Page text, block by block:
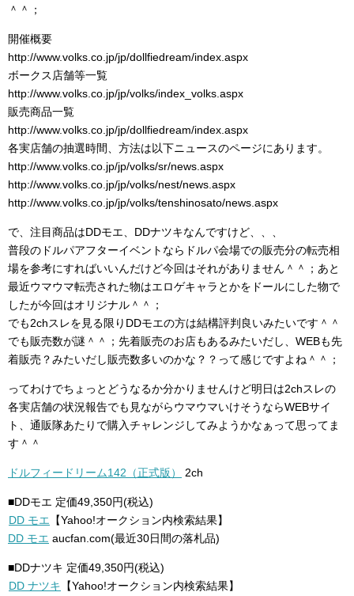
＾＾；
開催概要
http://www.volks.co.jp/jp/dollfiedream/index.aspx
ボークス店舗等一覧
http://www.volks.co.jp/jp/volks/index_volks.aspx
販売商品一覧
http://www.volks.co.jp/jp/dollfiedream/index.aspx
各実店舗の抽選時間、方法は以下ニュースのページにあります。
http://www.volks.co.jp/jp/volks/sr/news.aspx
http://www.volks.co.jp/jp/volks/nest/news.aspx
http://www.volks.co.jp/jp/volks/tenshinosato/news.aspx
で、注目商品はDDモエ、DDナツキなんですけど、、、
普段のドルパアフターイベントならドルパ会場での販売分の転売相
場を参考にすればいいんだけど今回はそれがありません＾＾；あと
最近ウマウマ転売された物はエロゲキャラとかをドールにした物で
したが今回はオリジナル＾＾；
でも2chスレを見る限りDDモエの方は結構評判良いみたいです＾＾
でも販売数が謎＾＾；先着販売のお店もあるみたいだし、WEBも先
着販売？みたいだし販売数多いのかな？？って感じですよね＾＾；
ってわけでちょっとどうなるか分かりませんけど明日は2chスレの
各実店舗の状況報告でも見ながらウマウマいけそうならWEBサイ
ト、通販隊あたりで購入チャレンジしてみようかなぁって思ってま
す＾＾
ドルフィードリーム142（正式版） 2ch
■DDモエ 定価49,350円(税込)
DD モエ 【Yahoo!オークション内検索結果】
DD モエ aucfan.com(最近30日間の落札品)
■DDナツキ 定価49,350円(税込)
DD ナツキ 【Yahoo!オークション内検索結果】